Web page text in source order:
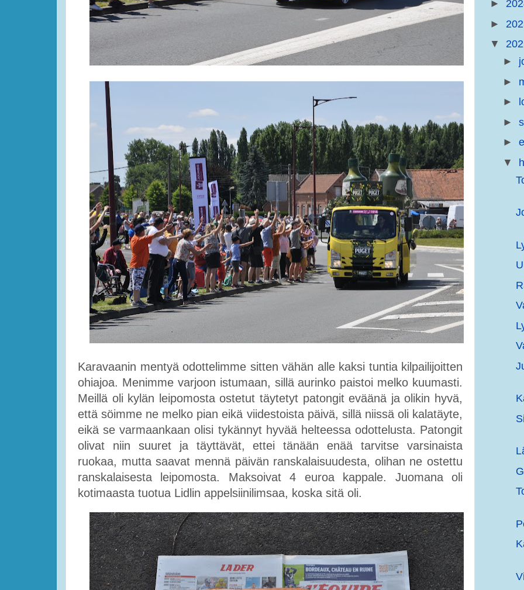
Karavaanin mentyä odottelimme sitten vähän alle kaksi tuntia kilpailijoitten
ohiajoa. Menimme varjoon istumaan, sillä aurinko paistoi melko kuumasti.
Meillä oli kylän leipomosta ostetut täytetyt patongit eväänä ja olikin hyvä,
että söimme ne melko pian eikä viidestoista päivä, sillä niissä oli kalatäyte,
eikä se varmaankaan olisi tykännyt hyvää helteessa odottelusta. Patongit
olivat niin suuret ja täyttävät, ettei tänään enää tarvitse varsinaista
ruokaa, mutta saavat mennä päivän ranskalaisuudesta, olihan ne ostettu
ranskalaisesta leipomosta. Maksoivat 4 euroa kappale. Juomana oli
kotimaasta tuotua Lidlin appelsiinilimsaa, koska sitä oli.
►
►
▼
►
►
►
►
►
▼